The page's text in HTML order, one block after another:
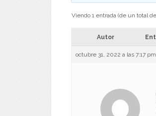
Viendo 1 entrada (de un total
Autor
octubre 31, 2022 a las 7:17 pm